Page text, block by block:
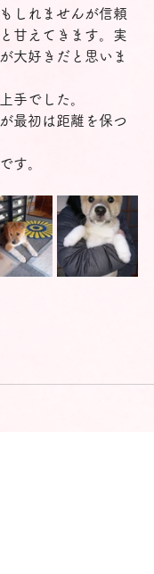
しれませんが信頼
甘えてきます。実
大好きだと思いま
手でした。
最初は距離を保つ
す。